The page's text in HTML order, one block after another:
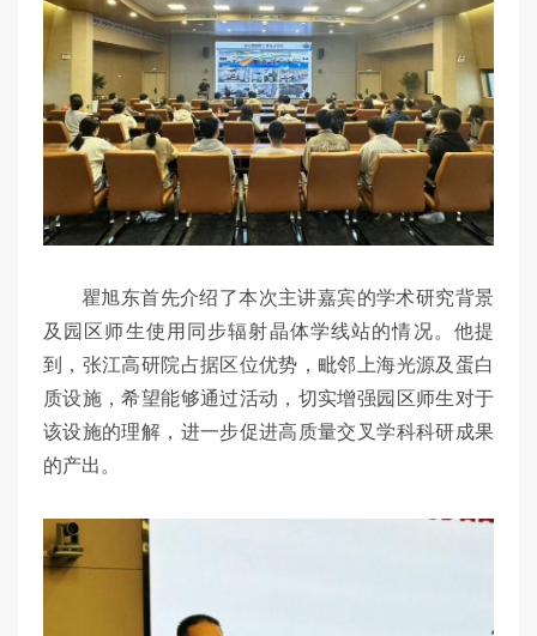
瞿旭东首先介绍了本次主讲嘉宾的学术研究背景
及园区师生使用同步辐射晶体学线站的情况。他提
到，张江高研院占据区位优势，毗邻上海光源及蛋白
质设施，希望能够通过活动，切实增强园区师生对于
该设施的理解，进一步促进高质量交叉学科科研成果
的产出。